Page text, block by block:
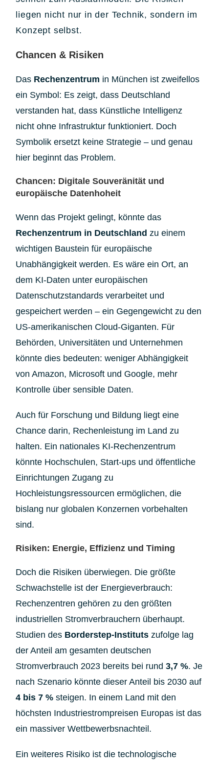
liegen nicht nur in der Technik, sondern im
Konzept selbst.
Chancen & Risiken
Das Rechenzentrum in München ist zweifellos
ein Symbol: Es zeigt, dass Deutschland
verstanden hat, dass Künstliche Intelligenz
nicht ohne Infrastruktur funktioniert. Doch
Symbolik ersetzt keine Strategie – und genau
hier beginnt das Problem.
Chancen: Digitale Souveränität und
europäische Datenhoheit
Wenn das Projekt gelingt, könnte das
Rechenzentrum in Deutschland zu einem
wichtigen Baustein für europäische
Unabhängigkeit werden. Es wäre ein Ort, an
dem KI-Daten unter europäischen
Datenschutzstandards verarbeitet und
gespeichert werden – ein Gegengewicht zu den
US-amerikanischen Cloud-Giganten. Für
Behörden, Universitäten und Unternehmen
könnte dies bedeuten: weniger Abhängigkeit
von Amazon, Microsoft und Google, mehr
Kontrolle über sensible Daten.
Auch für Forschung und Bildung liegt eine
Chance darin, Rechenleistung im Land zu
halten. Ein nationales KI-Rechenzentrum
könnte Hochschulen, Start-ups und öffentliche
Einrichtungen Zugang zu
Hochleistungsressourcen ermöglichen, die
bislang nur globalen Konzernen vorbehalten
sind.
Risiken: Energie, Effizienz und Timing
Doch die Risiken überwiegen. Die größte
Schwachstelle ist der Energieverbrauch:
Rechenzentren gehören zu den größten
industriellen Stromverbrauchern überhaupt.
Studien des Borderstep-Instituts zufolge lag
der Anteil am gesamten deutschen
Stromverbrauch 2023 bereits bei rund3,7 %. Je
nach Szenario könnte dieser Anteil bis 2030 auf
4 bis 7 % steigen. In einem Land mit den
höchsten Industriestrompreisen Europas ist das
ein massiver Wettbewerbsnachteil.
Ein weiteres Risiko ist die technologische